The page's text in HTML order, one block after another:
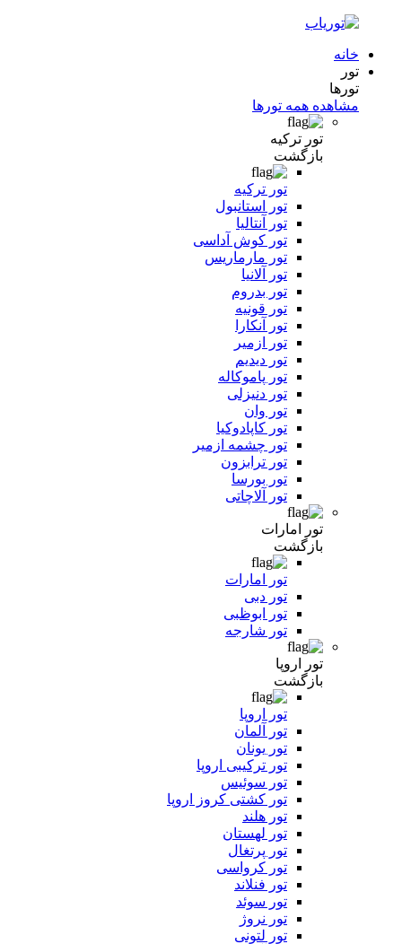
خانه
تور
تورها
مشاهده همه تورها
تور ترکیه
بازگشت
تور ترکیه
تور استانبول
تور آنتالیا
تور کوش آداسی
تور مارماریس
تور آلانیا
تور بدروم
تور قونیه
تور آنکارا
تور ازمیر
تور دیدیم
تور پاموکاله
تور دنیزلی
تور وان
تور کاپادوکیا
تور چشمه ازمیر
تور ترابزون
تور بورسا
تور آلاچاتی
تور امارات
بازگشت
تور امارات
تور دبی
تور ابوظبی
تور شارجه
تور اروپا
بازگشت
تور اروپا
تور آلمان
تور یونان
تور ترکیبی اروپا
تور سوئیس
تور کشتی کروز اروپا
تور هلند
تور لهستان
تور پرتغال
تور کرواسی
تور فنلاند
تور سوئد
تور نروژ
تور لتونی